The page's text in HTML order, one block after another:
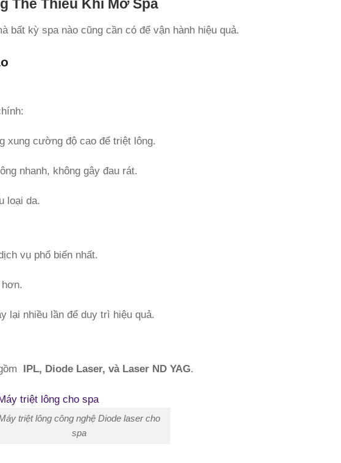
Thể Thiếu Khi Mở Spa
bất kỳ spa nào cũng cần có để vận hành hiệu quả.
xung cường độ cao để triệt lông.
nhanh, không gây đau rát.
loại da.
vụ phổ biến nhất.
lại nhiều lần để duy trì hiệu quả.
IPL, Diode Laser, và Laser ND YAG.
triệt lông công nghệ Diode laser cho
spa